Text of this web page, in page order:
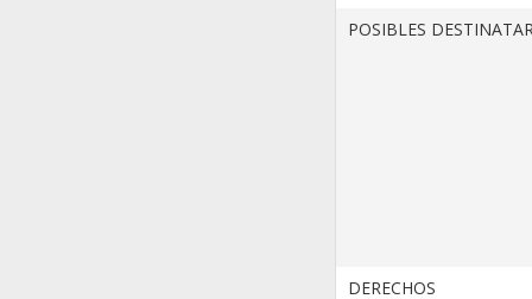
POSIBLES
DERECHOS